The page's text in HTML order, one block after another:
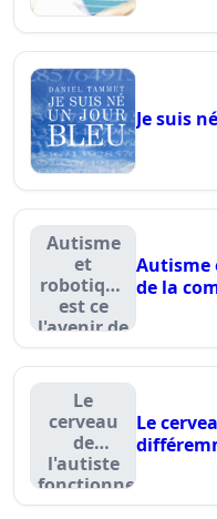
Je suis
Autisme
et
robotique
est ce
l'avenir de
la
communication
aux
androïdes?
Autisme
de la
Le
cerveau
de
l'autiste
fonctionne
différemment
Le